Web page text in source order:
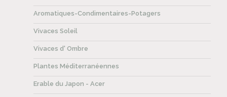
Aromatiques-Condimentaires-Potagers
Vivaces Soleil
Vivaces d' Ombre
Plantes Méditerranéennes
Erable du Japon - Acer